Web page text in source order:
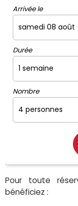
Arrivée le
Durée
Nombre
Pour toute
bénéficiez :